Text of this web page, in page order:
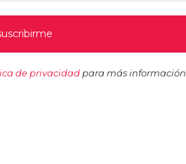
de privacidad para más información.